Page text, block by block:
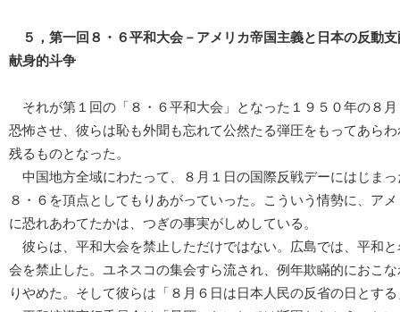
５，第一回８・６平和大会－アメリカ帝国主義と日本の反動
献身的斗争
それが第１回の「８・６平和大会」となった１９５０年の８
恐怖させ、彼らは恥も外聞も忘れて公然たる弾圧をもってあら
残るものとなった。
中国地方全域にわたって、８月１日の国際反戦デーにはじま
８・６を頂点としてもりあがっていった。こういう情勢に、ア
に恐れあわてたかは、つぎの事実がしめしている。
彼らは、平和大会を禁止しただけではない。広島では、平和
会を禁止した。ユネスコの集会すら流され、例年欺瞞的におこ
りやめた。そして彼らは「８月６日は日本人民の反省の日とす